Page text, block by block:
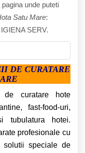
unde puteti
Satu Mare:
SERV.
DE CURATARE
curatare hote
fast-food-uri,
tubulatura hotei.
profesionale cu
speciale de